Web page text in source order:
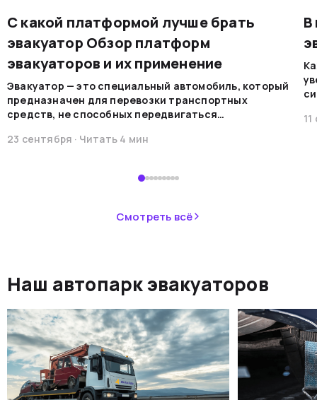
С какой платформой лучше брать
эвакуатор Обзор платформ
эвакуаторов и их применение
Эвакуатор — это специальный автомобиль, который
предназначен для перевозки транспортных
средств, не способных передвигаться
машины обеспечивают безопасную
23 сентября · Читать 4 мин
В
Смотреть всё
Наш автопарк эвакуаторов